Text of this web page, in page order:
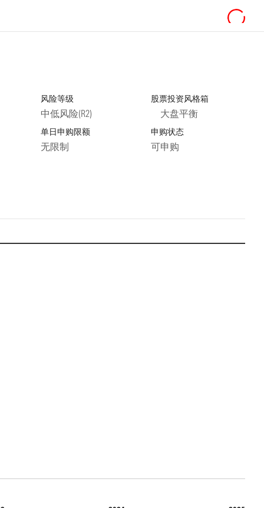
风险等级
中低风险(R2)
股票投资风格箱
大盘平衡
单日申购限额
无限制
申购状态
可申购